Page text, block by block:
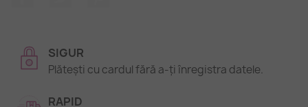
SIGUR
Plătești cu cardul fără a-ți înregistra datele.
RAPID